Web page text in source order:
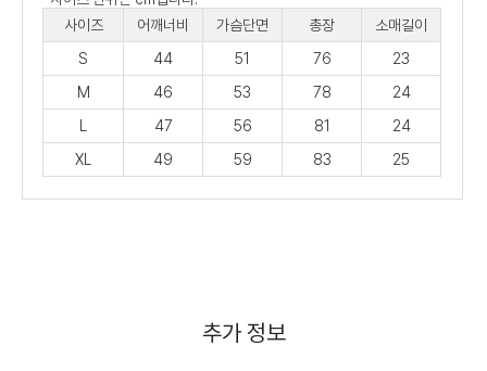
사이즈
어깨너비 가슴단면 총장
소매길이
S
44 51 76
23
M
46 53 78
24
47 56 81
24
XL
49 59 83 25
추가 정보